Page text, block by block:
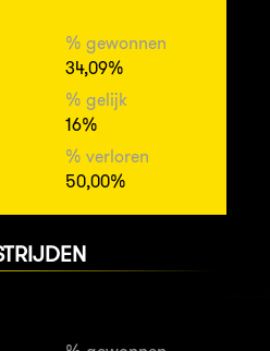
% gewonnen
34,09%
% gelijk
16%
% verloren
50,00%